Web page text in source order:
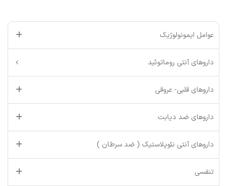
عوامل ایمونولوژیک
داروهای آنتی روماتوئید
داروهای قلبی- عروقی
داروهای ضد دیابت
داروهای آنتی نئوپلاستیک ( ضد سرطان )
تنفسی